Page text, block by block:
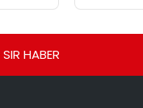
HABER